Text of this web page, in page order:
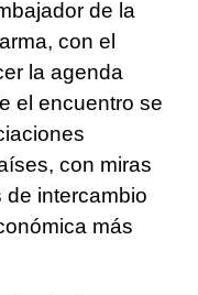
de la
con el
la agenda
el encuentro se
con miras
de intercambio
más